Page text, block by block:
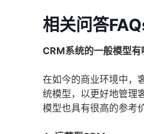
相关问答
CRM系统的一般模型有
在如今的商业环境中，
统模型，以更好地管理
模型也具有很高的参考